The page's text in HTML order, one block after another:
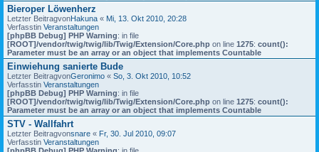
Bieroper Löwenherz
Letzter BeitragvonHakuna « Mi, 13. Okt 2010, 20:28
Verfasstin Veranstaltungen
[phpBB Debug] PHP Warning: in file
[ROOT]/vendor/twig/twig/lib/Twig/Extension/Core.php on line 1275: count():
Parameter must be an array or an object that implements Countable
Einwiehung sanierte Bude
Letzter BeitragvonGeronimo « So, 3. Okt 2010, 10:52
Verfasstin Veranstaltungen
[phpBB Debug] PHP Warning: in file
[ROOT]/vendor/twig/twig/lib/Twig/Extension/Core.php on line 1275: count():
Parameter must be an array or an object that implements Countable
STV - Wallfahrt
Letzter Beitragvonsnare « Fr, 30. Jul 2010, 09:07
Verfasstin Veranstaltungen
[phpBB Debug] PHP Warning: in file